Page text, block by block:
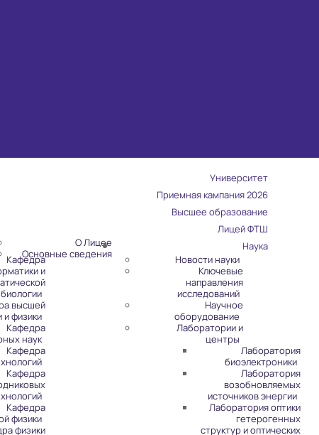
Университет
Приемная кампания 2026
Высшее образование
Кафедра
и
биологии
высшей
и физики
Кафедра
наук
Кафедра
Кафедра
Кафедра
физики
физики
Лицей ФТШ
О Лицее
Основные сведения
Наука
Новости науки
Ключевые
направления
исследований
Научное
оборудование
Лаборатории и
центры
Лаборатория
биоэлектроники
Лаборатория
возобновляемых
источников энергии
Лаборатория оптики
гетерогенных
структур и оптических